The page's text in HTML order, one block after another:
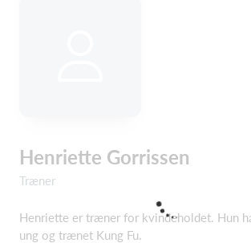
Henriette Gorrissen
Træner
Henriette er træner for kvindeholdet. Hun
ung og trænet Kung Fu.